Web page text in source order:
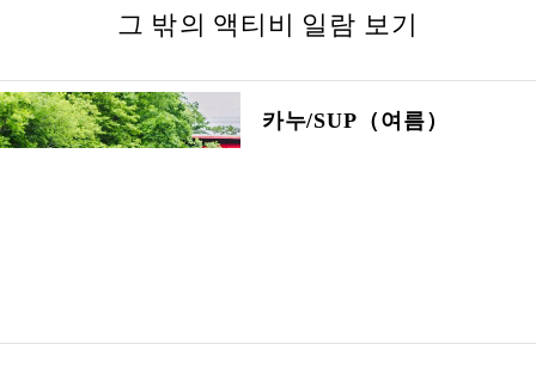
그 밖의 액티비 일람 보기
카누/SUP（여름）